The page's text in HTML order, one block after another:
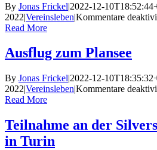
By Jonas Frickel|2022-12-
2022|Vereinsleben|Kommentare
Read More
Ausflug zum Plansee
By Jonas Frickel|2022-12-
2022|Vereinsleben|Kommentare
Read More
Teilnahme an der
in Turin